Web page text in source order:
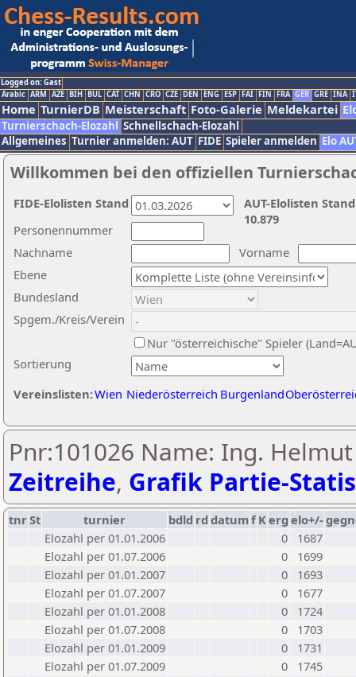
Logged on: Gast
Arabic ARM AZE BIH BUL CAT CHN CRO CZE DEN ENG ESP FAI FIN FRA GER GRE INA
Home TurnierDB Meisterschaft Foto-Galerie Meldekartei
Turnierschach-Elozahl Schnellschach-Elozahl
Allgemeines Turnier anmelden: AUT FIDE Spieler anmelden Elo
Willkommen bei den offiziellen
Nachname
Vorname
Ebene
Sortierung
Personennummer
Bundesland
Spgem./Kreis/Verein
Nur "österreichische" Spieler
Vereinslisten:Wien Niederösterreich Burgenland
AUT-Elolisten
10.879
FIDE-Elolisten Stand
Pnr:101026 Name: Ing.
Zeitreihe, Grafik Partie-
tnrSt turnier bdld rd datumf Kerg elo+/-
Elozahl per 01.01.2006
0
1687
Elozahl per 01.07.2006
0
1699
Elozahl per 01.01.2007
0
1693
Elozahl per 01.07.2007
0
1677
Elozahl per 01.01.2008
0
1724
Elozahl per 01.07.2008
0
1703
Elozahl per 01.01.2009
0
1731
Elozahl per 01.07.2009
0
1745